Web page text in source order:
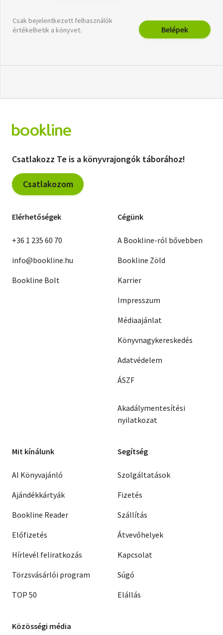
Csak bejelentkezett felhasználók
értékelhetik a könyvet.
Belépek
Csatlakozz Te is a könyvrajongók táborához!
Csatlakozom
Elérhetőségek
+36 1 235 60 70
info@bookline.hu
Bookline Bolt
Cégünk
A Bookline-ról bővebben
Bookline Zöld
Karrier
Impresszum
Médiaajánlat
Könyvnagykereskedés
Adatvédelem
ÁSZF
Akadálymentesítési
nyilatkozat
Mit kínálunk
AI Könyvajánló
Ajándékkártyák
Bookline Reader
Előfizetés
Hírlevél feliratkozás
Törzsvásárlói program
TOP 50
Segítség
Szolgáltatások
Fizetés
Szállítás
Átvevőhelyek
Kapcsolat
Súgó
Elállás
Közösségi média